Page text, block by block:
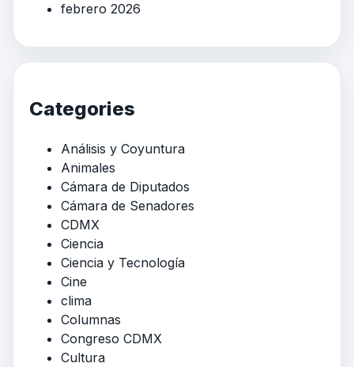
febrero 2026
Categories
Análisis y Coyuntura
Animales
Cámara de Diputados
Cámara de Senadores
CDMX
Ciencia
Ciencia y Tecnología
Cine
clima
Columnas
Congreso CDMX
Cultura